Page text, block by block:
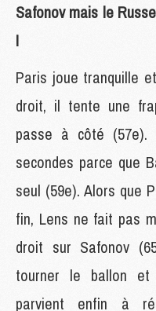
Safonov mais le
!
Paris joue tranquille
droit, il tente une
passe à côté (57e).
secondes parce que
seul (59e). Alors que
fin, Lens ne fait pas
droit sur Safonov
tourner le ballon et
parvient enfin à